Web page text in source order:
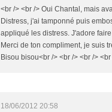
<br /> <br /> Oui Chantal, mais
Distress, j'ai tamponné puis
appliqué les distress. J'adore
Merci de ton compliment, je suis
Bisou bisou<br /> <br /> <br /> <br
18/06/2012 20:58